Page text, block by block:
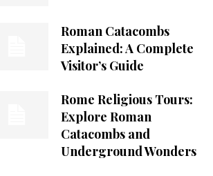
Roman Catacombs
Explained: A Complete
Visitor’s Guide
Rome Religious Tours:
Explore Roman
Catacombs and
Underground Wonders